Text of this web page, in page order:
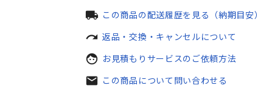
local_shipping この商品の配送履歴を見る（納期目安）
redo 返品・交換・キャンセルについて
face お見積もりサービスのご依頼方法
mail この商品について問い合わせる